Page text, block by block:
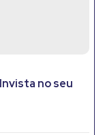
no seu